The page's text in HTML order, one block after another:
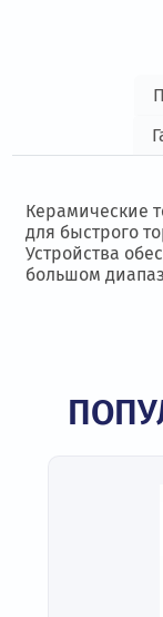
Керамические
для быстрого
Устройства
большом